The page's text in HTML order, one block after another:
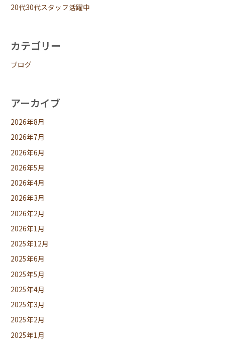
20代30代スタッフ活躍中
カテゴリー
ブログ
アーカイブ
2026年8月
2026年7月
2026年6月
2026年5月
2026年4月
2026年3月
2026年2月
2026年1月
2025年12月
2025年6月
2025年5月
2025年4月
2025年3月
2025年2月
2025年1月